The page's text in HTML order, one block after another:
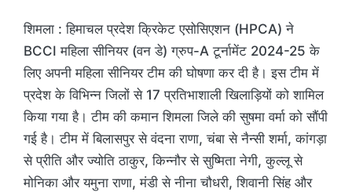
शिमला : हिमाचल प्रदेश क्रिकेट एसोसिएशन (HPCA) ने
BCCI महिला सीनियर (वन डे) ग्रुप-A टूर्नामेंट 2024-25 के
लिए अपनी महिला सीनियर टीम की घोषणा कर दी है। इस टीम में
प्रदेश के विभिन्न जिलों से 17 प्रतिभाशाली खिलाड़ियों को शामिल
किया गया है। टीम की कमान शिमला जिले की सुषमा वर्मा को सौंपी
गई है। टीम में बिलासपुर से वंदना राणा, चंबा से नैन्सी शर्मा, कांगड़ा
से प्रीति और ज्योति ठाकुर, किन्नौर से सुष्मिता नेगी, कुल्लू से
मोनिका और यमुना राणा, मंडी से नीना चौधरी, शिवानी सिंह और